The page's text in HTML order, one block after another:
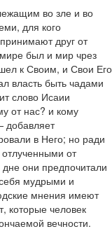
во зле и во
для кого
друг от
был и мир чрез
к Своим, и Свои Его
власть быть чадами
слово Исаии
от нас? и кому
в Него; но ради
от
они предпочитали
мудрыми и
мнения имеют
которые человек
вечности.